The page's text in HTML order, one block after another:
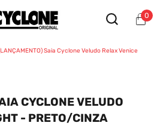
0
Saia Cyclone Veludo Relax Venice
CYCLONE VELUDO
- PRETO/CINZA